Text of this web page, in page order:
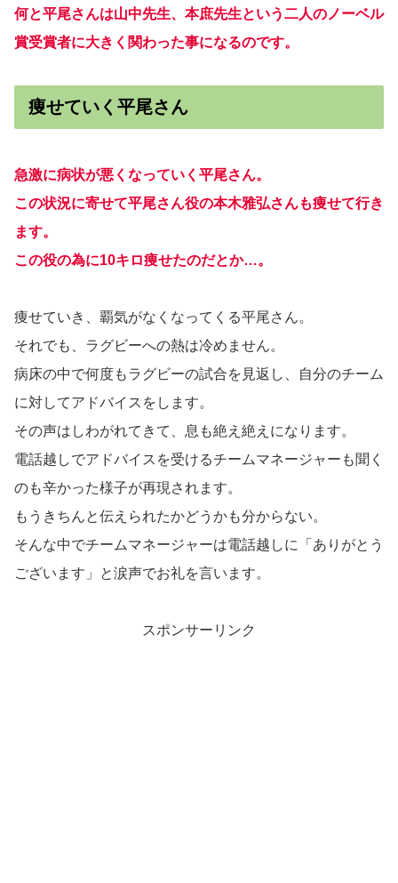
何と平尾さんは山中先生、本庶先生という二人のノーベル
賞受賞者に大きく関わった事になるのです。
痩せていく平尾さん
急激に病状が悪くなっていく平尾さん。
この状況に寄せて平尾さん役の本木雅弘さんも痩せて行き
ます。
この役の為に10キロ痩せたのだとか…。
痩せていき、覇気がなくなってくる平尾さん。
それでも、ラグビーへの熱は冷めません。
病床の中で何度もラグビーの試合を見返し、自分のチーム
に対してアドバイスをします。
その声はしわがれてきて、息も絶え絶えになります。
電話越しでアドバイスを受けるチームマネージャーも聞く
のも辛かった様子が再現されます。
もうきちんと伝えられたかどうかも分からない。
そんな中でチームマネージャーは電話越しに「ありがとう
ございます」と涙声でお礼を言います。
スポンサーリンク